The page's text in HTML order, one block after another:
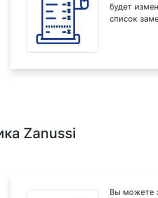
будет
список
Zanussi
Вы можете